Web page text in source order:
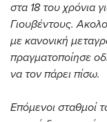
στα 18 του χρόνια
Γιουβέντους.
με κανονική
πραγματοποίησε
να τον πάρει πίσω.
Επόμενοι σταθμοί